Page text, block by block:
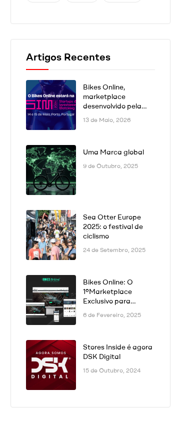
Artigos Recentes
Bikes Online,
marketplace
desenvolvido pela
DSK Digital, estará
presente na SIM
13 de Maio, 2026
Uma Marca global
9 de Outubro, 2025
Sea Otter Europe
2025: o festival de
ciclismo
24 de Setembro, 2025
Bikes Online: O
1ºMarketplace
Exclusivo para
Península Ibérica Já
6 de Fevereiro, 2025
Stores Inside é agora
DSK Digital
15 de Outubro, 2024